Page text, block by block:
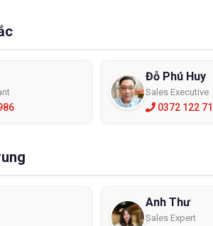
Đỗ Phú Huy
Sales Executive
0372 122
Anh Thư
Sales Expert